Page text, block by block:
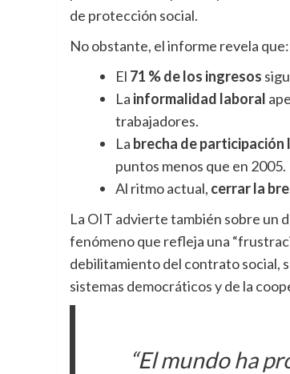
de protección social.
No obstante, el informe revela que:
El 71 % de los ingresos
La informalidad laboral
trabajadores.
La brecha de participación
puntos menos que en 2005.
Al ritmo actual, cerrar la
La OIT advierte también sobre un
fenómeno que refleja una
debilitamiento del contrato social,
sistemas democráticos y de la
“El mundo ha